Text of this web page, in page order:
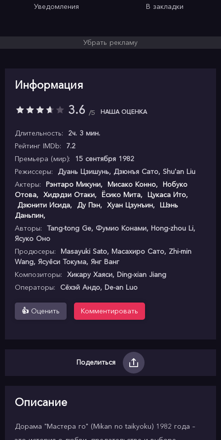
Уведомления В закладки
Убрать рекламу
Информация
3.6 5 НАША ОЦЕНКА
Длительность:
2ч. 3 мин.
Рейтинг IMDb:
7.2
Премьера (мир):
15 сентября 1982
Режиссеры:
Дуань Цзишунь, Дзюнъя Сато, Shu'an Liu
Актеры:
Рэнтаро Микуни, Мисако Конно,
Нобуко
Отова, Хидэдзи Отаки, Ёсико Мита, Цукаса Ито,
Дзюнити Исида, Ду Пэн, Хуан Цзунъин,
Шэнь
Даньпин,
Авторы:
Tang-tong Ge, Фумио Конами, Hong-zhou Li,
Ясуко Оно
Продюсеры:
Masayuki Sato, Масахиро Сато, Zhi-min
Wang, Ясуёси Токума, Янг Ванг
Композиторы:
Хикару Хаяси, Ding-xian Jiang
Операторы:
Сёхэй Андо, De-an Luo
👍 Оценить Комментировать
Поделиться
Описание
Дорама "Мастера го" (Mikan no taikyoku) 1982 года –